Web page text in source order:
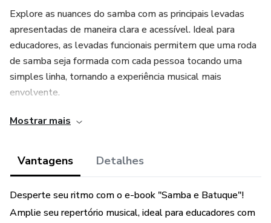
Explore as nuances do samba com as principais levadas
apresentadas de maneira clara e acessível. Ideal para
educadores, as levadas funcionais permitem que uma roda
de samba seja formada com cada pessoa tocando uma
simples linha, tornando a experiência musical mais
envolvente.
O e-book inclui:
Chocalho: 2 Levadas
Mostrar mais
Vantagens Detalhes
Desperte seu ritmo com o e-book "Samba e Batuque"!
Amplie seu repertório musical, ideal para educadores com